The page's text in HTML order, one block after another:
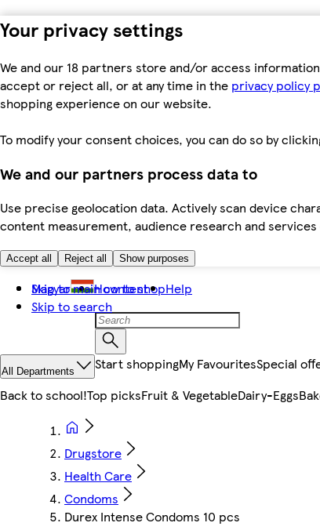
Your privacy settings
We and our 18 partners store and/or access
accept or reject all, or at any time in the privacy policy
shopping experience on our website.
To modify your consent choices, you can do so by
We and our partners process data to
Use precise geolocation data. Actively scan device
content measurement, audience research and
Accept all Reject all Show purposes
Skip to main content
Skip to search
Magyar How to shopHelp
All Departments Start shoppingMy FavouritesSpecial
Back to school!Top picksFruit & VegetableDairy-Eggs
Drugstore
Health Care
Condoms
Durex Intense Condoms 10 pcs